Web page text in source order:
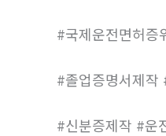
#국제운전면허증
#졸업증명서제작
#신분증제작 #운